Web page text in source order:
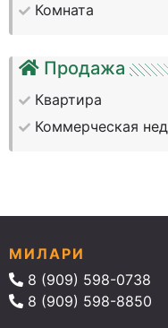
Комната
Продажа
Квартира
Коммерческая
МИЛАРИ
8 (909) 598-0738
8 (909) 598-8850